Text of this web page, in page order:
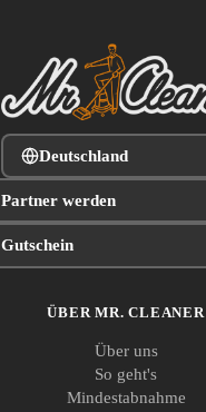
Deutschland
Partner werden
Gutschein
ÜBER MR. CLEANER
Über uns
So geht's
Mindestabnahme